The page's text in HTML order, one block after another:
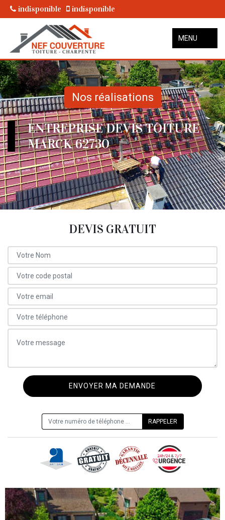
indisponible indisponible
MENU
Nos réalisations
ENTREPRISE DEVIS TOITURE
MARCK 62730
DEVIS GRATUIT